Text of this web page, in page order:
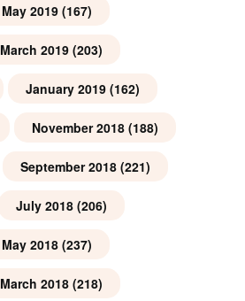
May 2019 (167)
March 2019 (203)
January 2019 (162)
November 2018 (188)
September 2018 (221)
July 2018 (206)
May 2018 (237)
March 2018 (218)